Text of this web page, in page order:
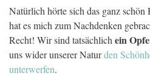
Natürlich hörte sich das ganz
hat es mich zum Nachdenken
Recht! Wir sind tatsächlich ein
uns wider unserer Naturden
unterwerfen.